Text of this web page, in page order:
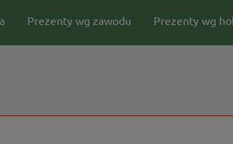
Prezenty wg zawodu Prezenty wg